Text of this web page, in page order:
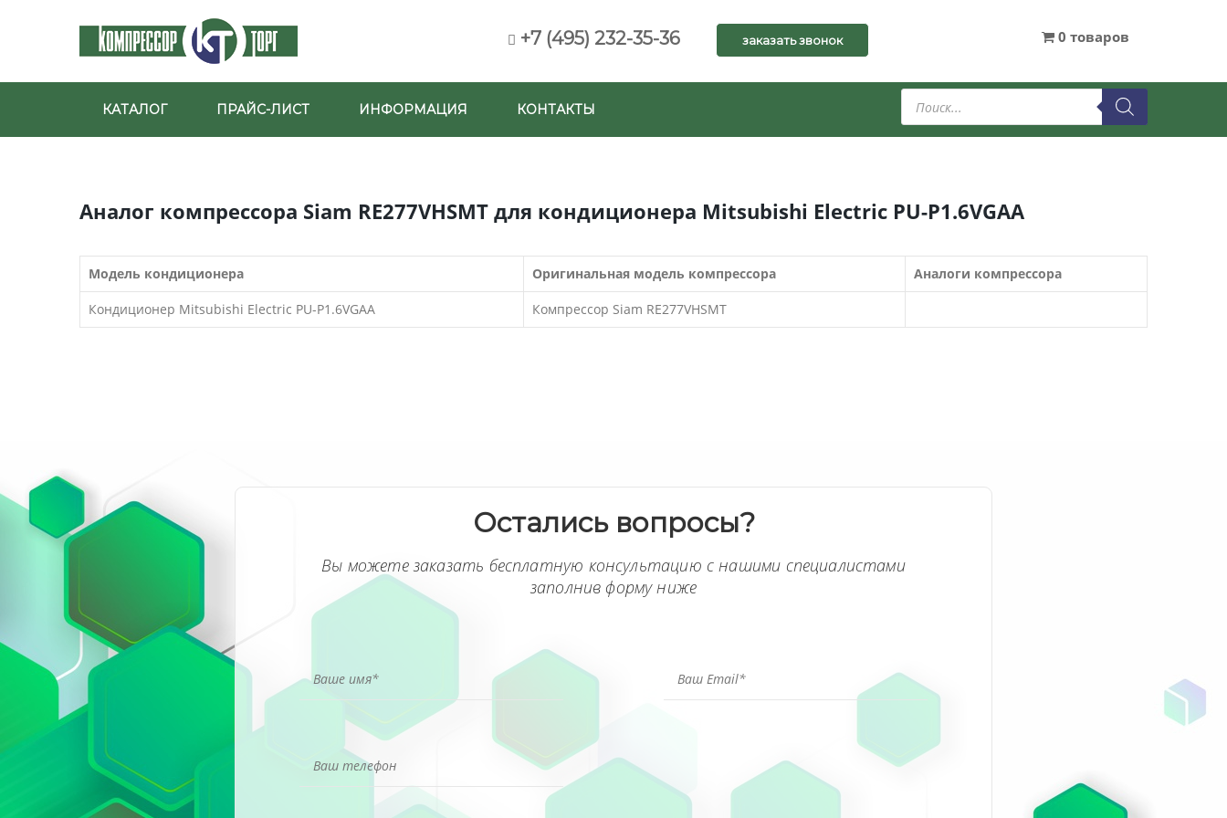
+7 (495) 232-35-36 заказать звонок 0 товаров
КАТАЛОГ ПРАЙС-ЛИСТ ИНФОРМАЦИЯ КОНТАКТЫ
Поиск
товаров
Аналог компрессора Siam RE277VHSMT для кондиционера Mitsubishi Electric PU-P1.6VGAA
Модель кондиционера Оригинальная модель компрессора Аналоги компрессора
Кондиционер Mitsubishi Electric PU-P1.6VGAA Компрессор Siam RE277VHSMT
Остались вопросы?
Вы можете заказать бесплатную консультацию с нашими специалистами
заполнив форму ниже